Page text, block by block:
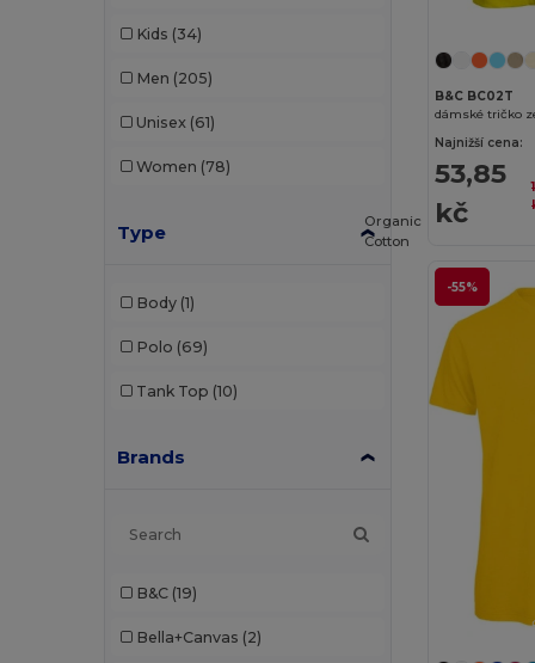
Kids (34)
Men (205)
Unisex (61)
Women (78)
Type
Body (1)
Polo (69)
Tank Top (10)
Brands
B&C (19)
Bella+Canvas (2)
B&C BC02T
dámské tričko
Najnižší cena:
53,85
kč
-55%
Organic
Cotton